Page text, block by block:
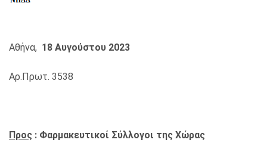
Αθήνα, 18 Αυγούστου 2023
Αρ.Πρωτ. 3538
Προς : Φαρμακευτικοί Σύλλογοι της Χώρας